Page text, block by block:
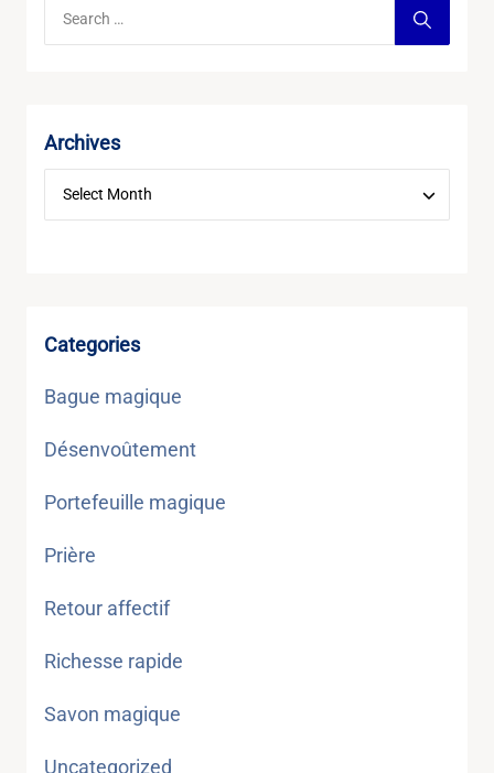
Archives
Categories
Bague magique
Désenvoûtement
Portefeuille magique
Prière
Retour affectif
Richesse rapide
Savon magique
Uncategorized